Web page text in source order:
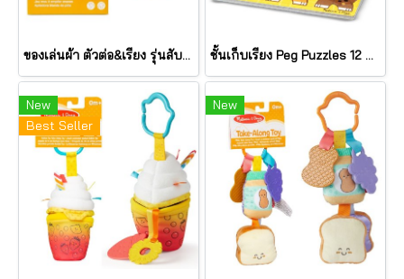
ของเล่นผ้า ตัวต่อ&เรียง รุ่นสับปะรด เขย่ามีเสียง Pineapple Stacker รุ่น 30743 ยี่ห้อ Melissa & Doug ชั้นเก็บเรียง Peg Puzzles 12 แผ่น Wire Puzzle-Storage Rack รุ่น 1018 ยี่ห้อ Melissa & Doug (นำเข้า USA)
New
Best Seller
New